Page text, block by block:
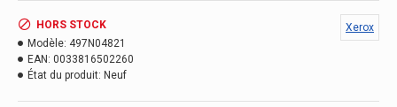
HORS STOCK
Modèle: 497N04821
EAN: 0033816502260
État du produit: Neuf
Xerox